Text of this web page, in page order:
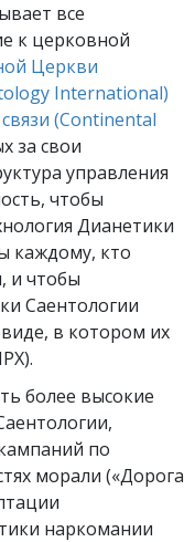
все
к церковной
Церкви
International)
(Continental
за свои
управления
чтобы
Дианетики
каждому, кто
и чтобы
Саентологии
в котором их
более высокие
по
морали («Дорога
наркомании